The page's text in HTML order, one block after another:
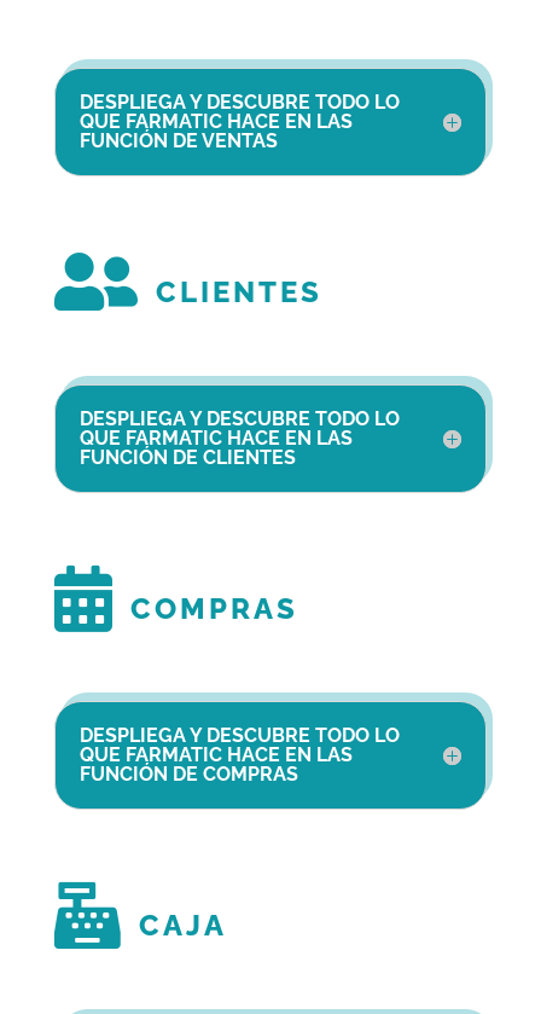
DESPLIEGA Y DESCUBRE TODO LO
QUE FARMATIC HACE EN LAS
FUNCIÓN DE VENTAS
 CLIENTES
DESPLIEGA Y DESCUBRE TODO LO
QUE FARMATIC HACE EN LAS
FUNCIÓN DE CLIENTES
 COMPRAS
DESPLIEGA Y DESCUBRE TODO LO
QUE FARMATIC HACE EN LAS
FUNCIÓN DE COMPRAS
 CAJA